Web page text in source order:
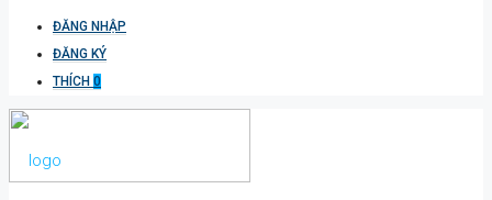
ĐĂNG NHẬP
ĐĂNG KÝ
THÍCH 0